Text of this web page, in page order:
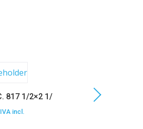
817 1/2×2 1/
IVA incl.